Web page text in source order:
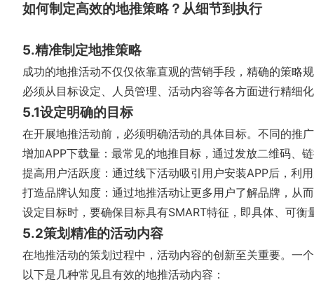
如何制定高效的地推策略？从细节到执行
5.精准制定地推策略
成功的地推活动不仅仅依靠直观的营销手段，精确的策略
必须从目标设定、人员管理、活动内容等各方面进行精细
5.1设定明确的目标
在开展地推活动前，必须明确活动的具体目标。不同的推
增加APP下载量：最常见的地推目标，通过发放二维码、
提高用户活跃度：通过线下活动吸引用户安装APP后，利
打造品牌认知度：通过地推活动让更多用户了解品牌，从
设定目标时，要确保目标具有SMART特征，即具体、可
5.2策划精准的活动内容
在地推活动的策划过程中，活动内容的创新至关重要。一
以下是几种常见且有效的地推活动内容：